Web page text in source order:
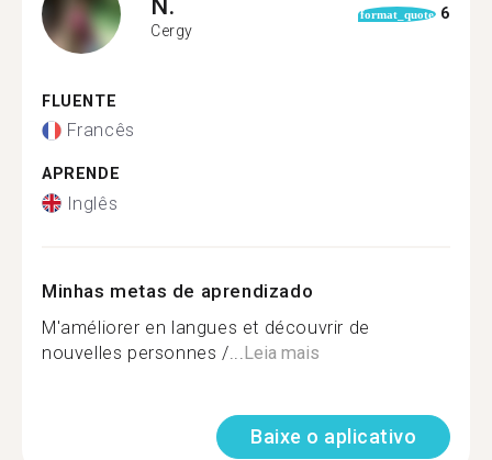
Cergy
format_quote 6
FLUENTE
Francês
APRENDE
Inglês
Minhas metas de aprendizado
M'améliorer en langues et découvrir de
nouvelles personnes /... Leia mais
Baixe o aplicativo